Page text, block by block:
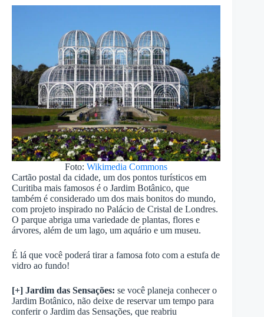
Foto:Wikimedia Commons
Cartão postal da cidade, um dos pontos turísticos em
Curitiba mais famosos é o Jardim Botânico, que
também é considerado um dos mais bonitos do mundo,
com projeto inspirado no Palácio de Cristal de Londres.
O parque abriga uma variedade de plantas, flores e
árvores, além de um lago, um aquário e um museu.
É lá que você poderá tirar a famosa foto com a estufa de
vidro ao fundo!
[+] Jardim das Sensações: se você planeja conhecer o
Jardim Botânico, não deixe de reservar um tempo para
conferir o Jardim das Sensações, que reabriu